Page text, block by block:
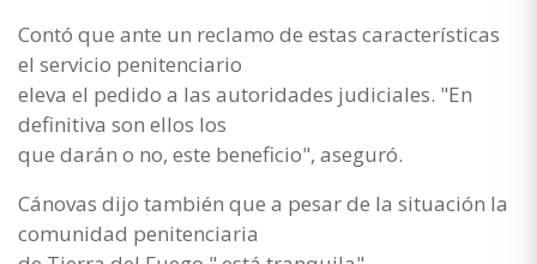
Contó que ante un reclamo de estas características
el servicio penitenciario
eleva el pedido a las autoridades judiciales. "En
definitiva son ellos los
que darán o no, este beneficio", aseguró.
Cánovas dijo también que a pesar de la situación la
comunidad penitenciaria